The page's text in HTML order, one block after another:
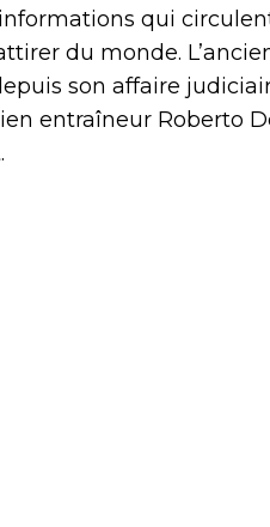
qui
du monde.
son affaire
entraîneur Roberto